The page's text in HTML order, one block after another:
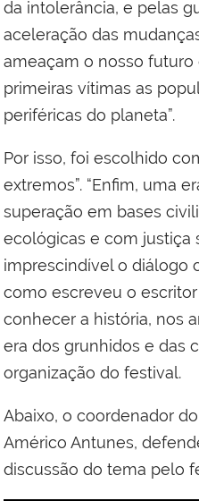
da intolerância, e pelas
aceleração das
ameaçam o nosso
primeiras vítimas as
periféricas do planeta”.
Por isso, foi escolhido
extremos”. “Enfim, uma
superação em bases
ecológicas e com justiça
imprescindível o diálogo
como escreveu o
conhecer a história, nos
era dos grunhidos e das
organização do festival.
Abaixo, o coordenador
Américo Antunes,
discussão do tema pelo